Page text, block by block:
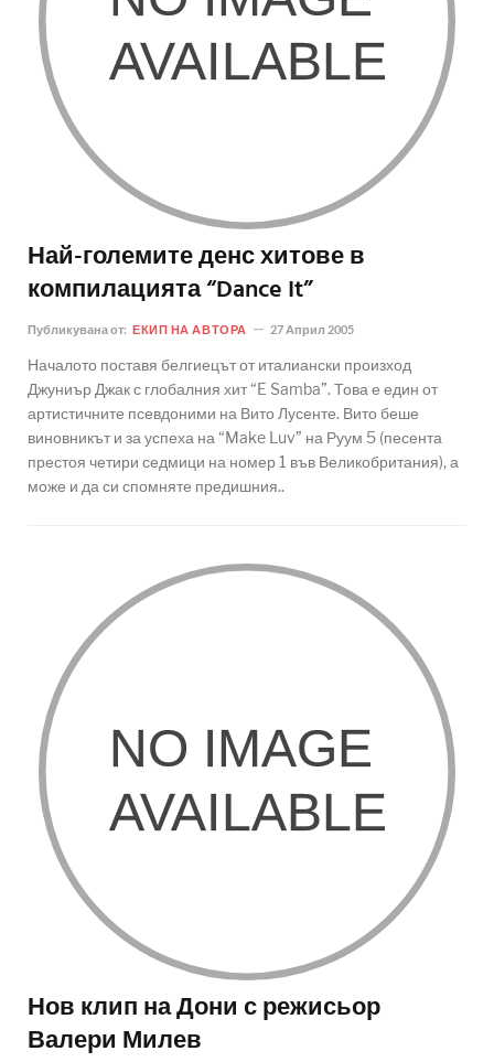
Най-големите денс хитове в
компилацията “Dance It”
Публикувана от: ЕКИП НА АВТОРА 27 Април 2005
Началото поставя белгиецът от италиански произход
Джуниър Джак с глобалния хит “E Samba”. Това е един от
артистичните псевдоними на Вито Лусенте. Вито беше
виновникът и за успеха на “Make Luv” на Руум 5 (песента
престоя четири седмици на номер 1 във Великобритания), а
може и да си спомняте предишния..
Нов клип на Дони с режисьор
Валери Милев